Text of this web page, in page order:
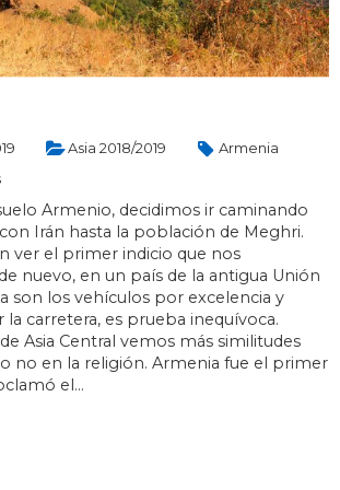
Asia 2018/2019
Armenia
Armenio, decidimos ir caminando
Irán hasta la población de Meghri.
ver el primer indicio que nos
nuevo, en un país de la antigua Unión
son los vehículos por excelencia y
carretera, es prueba inequívoca.
Asia Central vemos más similitudes
no en la religión. Armenia fue el primer
el…